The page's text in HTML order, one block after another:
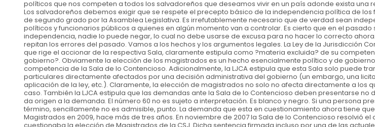
políticos que nos competen a todos los salvadoreños que deseamos vivir en un país adonde exista una
Los salvadoreños debemos exigir que se respete el precepto básico de la independencia política de
de segundo grado por la Asamblea Legislativa. Es irrefutablemente necesario que de verdad sean
políticos y funcionarios públicos a quienes en algún momento van a controlar. Es cierto que en el
independencia, nadie lo puede negar, lo cual no debe usarse de excusa para no hacer lo correcto
repitan los errores del pasado. Vamos a los hechos y los argumentos legales. La Ley de la Jurisdicción
que rige el accionar de la respectiva Sala, claramente estipula como ?materia excluida? de su
gobierno?. Obviamente la elección de los magistrados es un hecho esencialmente político y de
competencia de la Sala de lo Contencioso. Adicionalmente, la LJCA estipula que esta Sala solo puede
particulares directamente afectados por una decisión administrativa del gobierno (un embargo, una
aplicación de la ley, etc.). Claramente, la elección de magistrados no solo no afecta directamente a los
caso. También la LJCA estipula que las demandas ante la Sala de lo Contencioso deben presentarse no
da origen a la demanda. El número 60 no es sujeto a interpretación. Es blanco y negro. Si una persona
término, sencillamente no es admisible, punto. La demanda que esta en cuestionamiento ahora tiene
Magistrados en 2009, hace más de tres años. En noviembre de 2007 la Sala de lo Contencioso resolvió el